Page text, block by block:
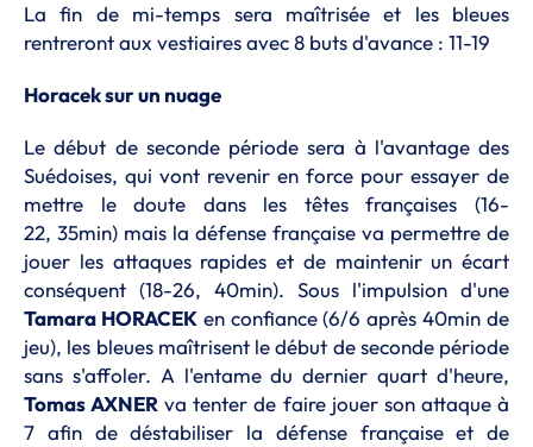
La fin de mi-temps sera maîtrisée et les bleues
rentreront aux vestiaires avec 8 buts d'avance : 11-19
Horaceksur un nuage
Le début de seconde période sera à l'avantage des
Suédoises, qui vont revenir en force pour essayer de
mettre le doute dans les têtes françaises (16-
22, 35min) mais la défense française va permettre de
jouer les attaques rapides et de maintenir un écart
conséquent (18-26, 40min). Sous l'impulsion d'une
Tamara HORACEKen confiance(6/6 après40min de
jeu), les bleues maîtrisent le début de seconde période
sans s'affoler. A l'entame du dernier quart d'heure,
TomasAXNER va tenter de faire jouer son attaque à
7 afin de déstabiliser la défense française et de